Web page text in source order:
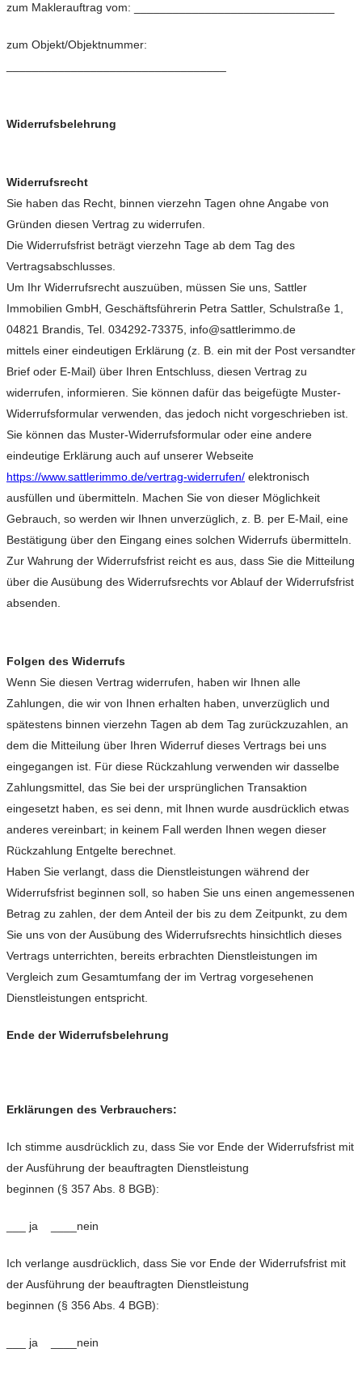
zum Maklerauftrag vom: _______________________________
zum Objekt/Objektnummer:
Widerrufsbelehrung
Widerrufsrecht
Sie haben das Recht, binnen vierzehn Tagen ohne Angabe von
Gründen diesen Vertrag zu widerrufen.
Die Widerrufsfrist beträgt vierzehn Tage ab dem Tag des
Vertragsabschlusses.
Um Ihr Widerrufsrecht auszuüben, müssen Sie uns, Sattler
Immobilien GmbH, Geschäftsführerin Petra Sattler, Schulstraße 1,
04821 Brandis, Tel. 034292-73375, info@sattlerimmo.de
mittels einer eindeutigen Erklärung (z. B. ein mit der Post versandter
Brief oder E-Mail) über Ihren Entschluss, diesen Vertrag zu
widerrufen, informieren. Sie können dafür das beigefügte Muster-
Widerrufsformular verwenden, das jedoch nicht vorgeschrieben ist.
Sie können das Muster-Widerrufsformular oder eine andere
eindeutige Erklärung auch auf unserer Webseite
https://www.sattlerimmo.de/vertrag-widerrufen/ elektronisch
ausfüllen und übermitteln. Machen Sie von dieser Möglichkeit
Gebrauch, so werden wir Ihnen unverzüglich, z. B. per E-Mail, eine
Bestätigung über den Eingang eines solchen Widerrufs übermitteln.
Zur Wahrung der Widerrufsfrist reicht es aus, dass Sie die Mitteilung
über die Ausübung des Widerrufsrechts vor Ablauf der Widerrufsfrist
absenden.
Folgen des Widerrufs
Wenn Sie diesen Vertrag widerrufen, haben wir Ihnen alle
Zahlungen, die wir von Ihnen erhalten haben, unverzüglich und
spätestens binnen vierzehn Tagen ab dem Tag zurückzuzahlen, an
dem die Mitteilung über Ihren Widerruf dieses Vertrags bei uns
eingegangen ist. Für diese Rückzahlung verwenden wir dasselbe
Zahlungsmittel, das Sie bei der ursprünglichen Transaktion
eingesetzt haben, es sei denn, mit Ihnen wurde ausdrücklich etwas
anderes vereinbart; in keinem Fall werden Ihnen wegen dieser
Rückzahlung Entgelte berechnet.
Haben Sie verlangt, dass die Dienstleistungen während der
Widerrufsfrist beginnen soll, so haben Sie uns einen angemessenen
Betrag zu zahlen, der dem Anteil der bis zu dem Zeitpunkt, zu dem
Sie uns von der Ausübung des Widerrufsrechts hinsichtlich dieses
Vertrags unterrichten, bereits erbrachten Dienstleistungen im
Vergleich zum Gesamtumfang der im Vertrag vorgesehenen
Dienstleistungen entspricht.
Ende der Widerrufsbelehrung
Erklärungen des Verbrauchers:
Ich stimme ausdrücklich zu, dass Sie vor Ende der Widerrufsfrist mit
der Ausführung der beauftragten Dienstleistung
beginnen (§ 357 Abs. 8 BGB):
___ ja ____nein
Ich verlange ausdrücklich, dass Sie vor Ende der Widerrufsfrist mit
der Ausführung der beauftragten Dienstleistung
beginnen (§ 356 Abs. 4 BGB):
___ ja ____nein